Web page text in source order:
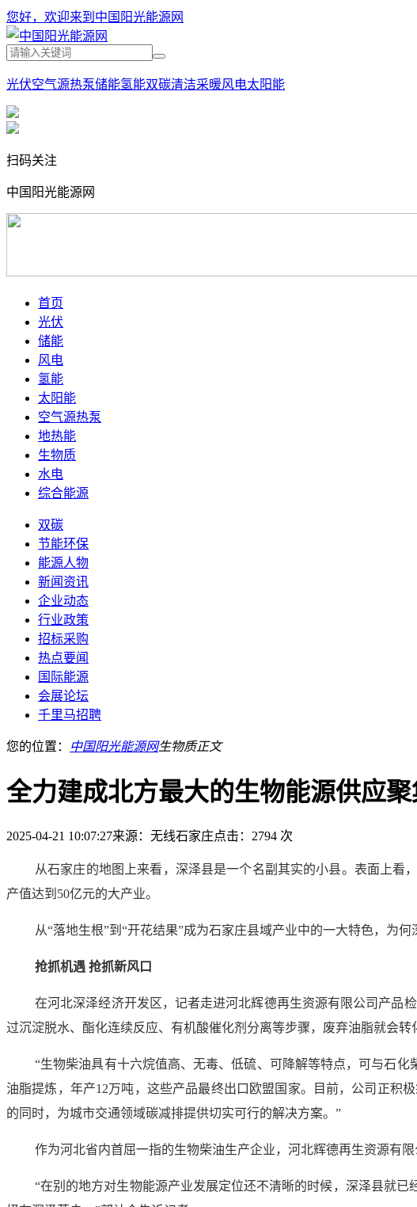
您好，欢迎来到中国阳光能源网
光伏空气源热泵储能氢能双碳清洁采暖风电太阳能
扫码关注
中国阳光能源网
首页
光伏
储能
风电
氢能
太阳能
空气源热泵
地热能
生物质
水电
综合能源
双碳
节能环保
能源人物
新闻资讯
企业动态
行业政策
招标采购
热点要闻
国际能源
会展论坛
千里马招聘
您的位置： 中国阳光能源网生物质正文
全力建成北方最大的生物能源供应
2025-04-21 10:07:27来源：无线石家庄点击：2794 次
从石家庄的地图上来看，深泽县是一个名副其实的小县。表面上
产值达到50亿元的大产业。
从“落地生根”到“开花结果”成为石家庄县域产业中的一大特色，为
抢抓机遇 抢抓新风口
在河北深泽经济开发区，记者走进河北辉德再生资源有限公司产品
过沉淀脱水、酯化连续反应、有机酸催化剂分离等步骤，废弃油脂就会转
“生物柴油具有十六烷值高、无毒、低硫、可降解等特点，可与石
油脂提炼，年产12万吨，这些产品最终出口欧盟国家。目前，公司正积
的同时，为城市交通领域碳减排提供切实可行的解决方案。”
作为河北省内首屈一指的生物柴油生产企业，河北辉德再生资源有
“在别的地方对生物能源产业发展定位还不清晰的时候，深泽县就